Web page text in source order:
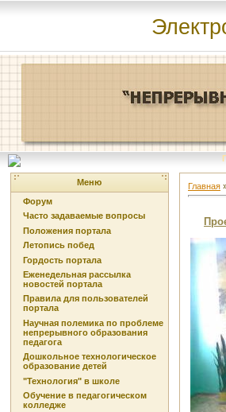
Меню
Форум
Часто задаваемые вопросы
Положения портала
Летопись побед
Гордость портала
Еженедельная рассылка
новостей портала
Правила для пользователей
портала
Научная полемика по проблеме
непрерывного образования
педагога
Дошкольное технологическое
образование детей
"Технология" в школе
Обучение в педагогическом
колледже
Главная